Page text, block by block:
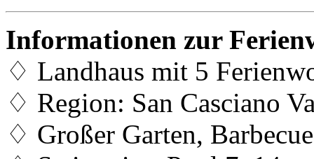
Informationen zur
♢ Landhaus mit 5
♢ Region: San Casciano
♢ Großer Garten,